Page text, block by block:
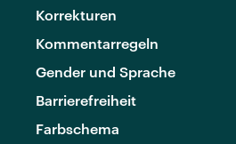
Korrekturen
Kommentarregeln
Gender und Sprache
Barrierefreiheit
Farbschema